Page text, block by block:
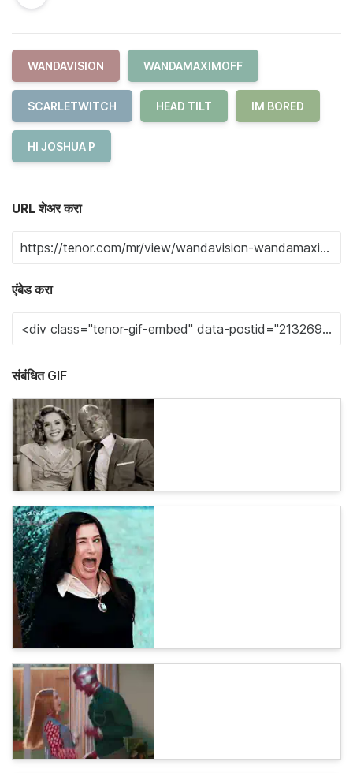
WANDAVISION WANDAMAXIMOFF
SCARLETWITCH HEAD TILT IM BORED
HI JOSHUA P
URL शेअर करा
एंबेड करा
संबंधित GIF